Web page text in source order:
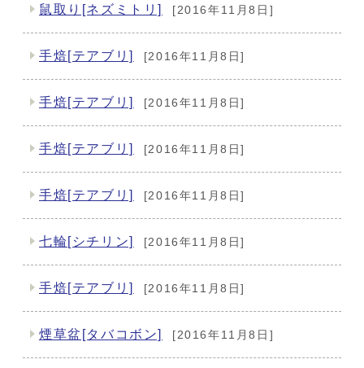
鼠取り[ネズミトリ] [2016年11月8日]
手焙[テアブリ] [2016年11月8日]
手焙[テアブリ] [2016年11月8日]
手焙[テアブリ] [2016年11月8日]
手焙[テアブリ] [2016年11月8日]
七輪[シチリン] [2016年11月8日]
手焙[テアブリ] [2016年11月8日]
煙草盆[タバコボン] [2016年11月8日]